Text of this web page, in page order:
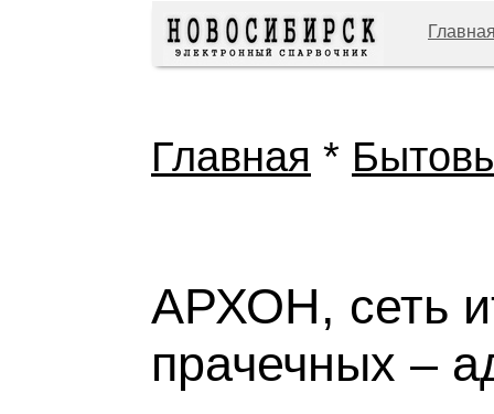
Главная *
АРХОН, сеть
прачечных –